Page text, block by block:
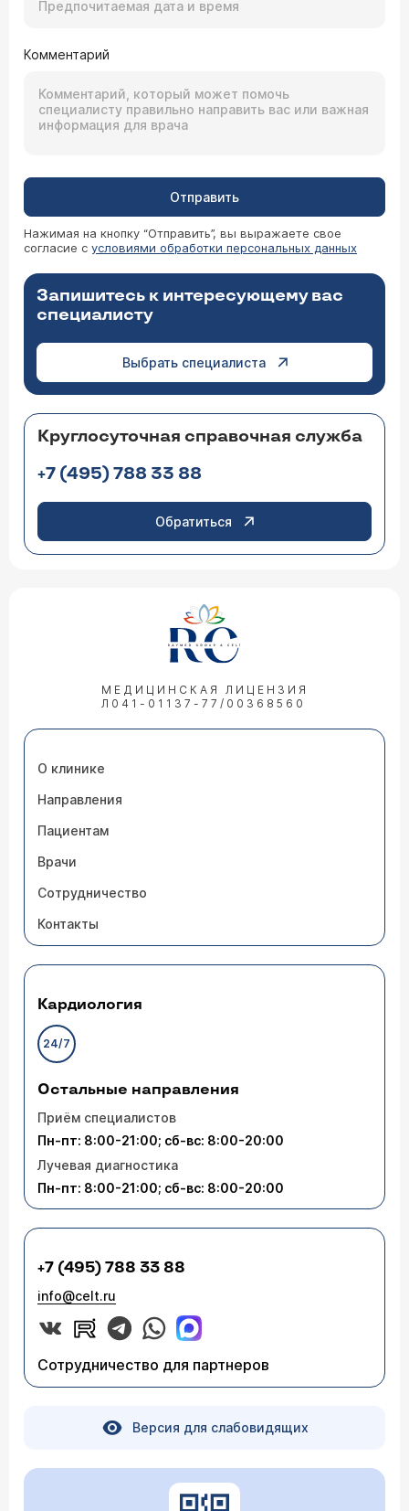
Комментарий
Отправить
Нажимая на кнопку “Отправить”, вы выражаете свое
согласие с условиями обработки персональных данных
Запишитесь к интересующему вас
специалисту
Выбрать специалиста
Круглосуточная справочная служба
+7 (495) 788 33 88
Обратиться
МЕДИЦИНСКАЯ ЛИЦЕНЗИЯ
Л041-01137-77/00368560
О клинике
Направления
Пациентам
Врачи
Сотрудничество
Контакты
Кардиология
24/7
Остальные направления
Приём специалистов
Пн-пт: 8:00-21:00; сб-вс: 8:00-20:00
Лучевая диагностика
Пн-пт: 8:00-21:00; сб-вс: 8:00-20:00
+7 (495) 788 33 88
info@celt.ru
Сотрудничество для партнеров
Версия для слабовидящих